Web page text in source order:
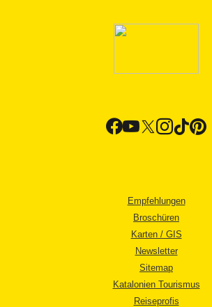
Empfehlungen
Broschüren
Karten / GIS
Newsletter
Sitemap
Katalonien Tourismus
Reiseprofis